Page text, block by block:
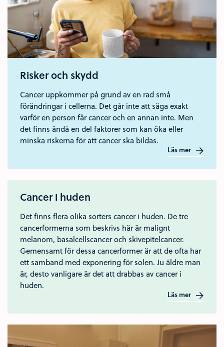
Risker och skydd
Cancer uppkommer på grund av en rad små
förändringar i cellerna. Det går inte att säga exakt
varför en person får cancer och en annan inte. Men
det finns ändå en del faktorer som kan öka eller
minska riskerna för att cancer ska bildas.
Läs mer
Cancer i huden
Det finns flera olika sorters cancer i huden. De tre
cancerformerna som beskrivs här är malignt
melanom, basalcellscancer och skivepitelcancer.
Gemensamt för dessa cancerformer är att de ofta har
ett samband med exponering för solen. Ju äldre man
är, desto vanligare är det att drabbas av cancer i
huden.
Läs mer